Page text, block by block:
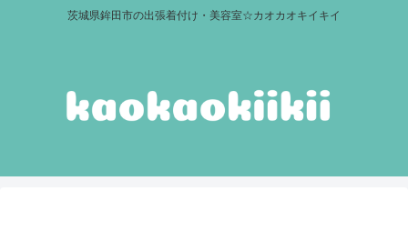
茨城県鉾田市の出張着付け・美容室☆カオカオキイキイ